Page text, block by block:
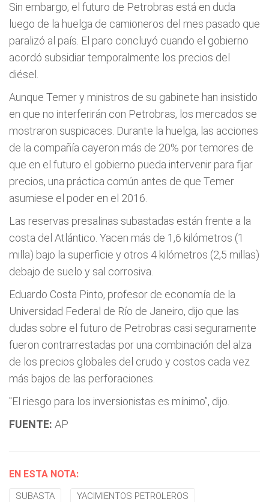
Sin embargo, el futuro de Petrobras está en duda
luego de la huelga de camioneros del mes pasado que
paralizó al país. El paro concluyó cuando el gobierno
acordó subsidiar temporalmente los precios del
diésel.
Aunque Temer y ministros de su gabinete han insistido
en que no interferirán con Petrobras, los mercados se
mostraron suspicaces. Durante la huelga, las acciones
de la compañía cayeron más de 20% por temores de
que en el futuro el gobierno pueda intervenir para fijar
precios, una práctica común antes de que Temer
asumiese el poder en el 2016.
Las reservas presalinas subastadas están frente a la
costa del Atlántico. Yacen más de 1,6 kilómetros (1
milla) bajo la superficie y otros 4 kilómetros (2,5 millas)
debajo de suelo y sal corrosiva.
Eduardo Costa Pinto, profesor de economía de la
Universidad Federal de Río de Janeiro, dijo que las
dudas sobre el futuro de Petrobras casi seguramente
fueron contrarrestadas por una combinación del alza
de los precios globales del crudo y costos cada vez
más bajos de las perforaciones.
"El riesgo para los inversionistas es mínimo”, dijo.
FUENTE: AP
EN ESTA NOTA:
SUBASTA YACIMIENTOS PETROLEROS